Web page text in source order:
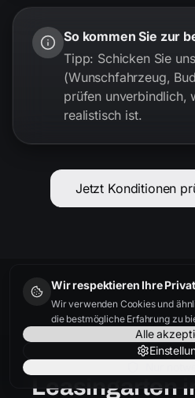
Wir respektieren Ihre
Wir verwenden Cookies und
die bestmögliche Erfahrung zu
Alle
So kommen Sie zur
Tipp: Schicken Sie
(Wunschfahrzeug,
prüfen unverbindlich,
realistisch ist.
Jetzt Konditionen
Leasingarten